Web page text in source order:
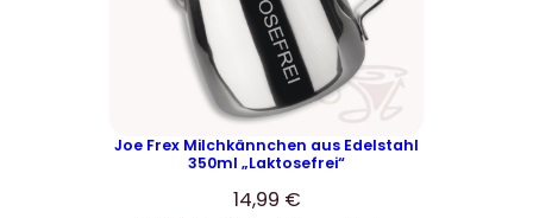
Joe Frex Milchkännchen aus Edelstahl
350ml „Laktosefrei“
14,99 €